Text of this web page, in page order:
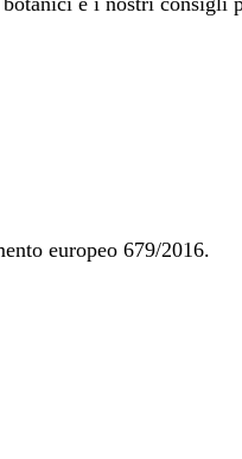
europeo 679/2016.